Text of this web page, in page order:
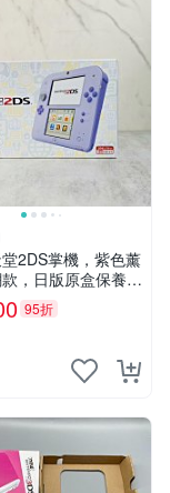
2DS掌機，紫色薰
，日版原盒保養。
娛樂新體驗。 2DS
游玩 便攜式
95折